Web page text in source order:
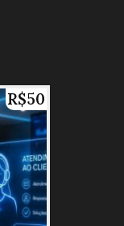
R$50